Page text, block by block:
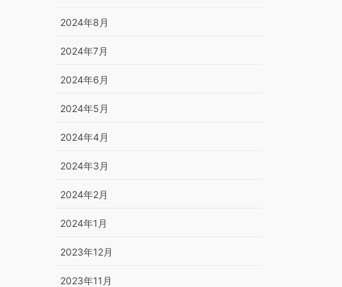
2024年8月
2024年7月
2024年6月
2024年5月
2024年4月
2024年3月
2024年2月
2024年1月
2023年12月
2023年11月